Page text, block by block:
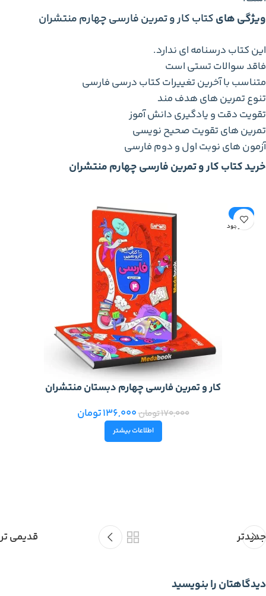
ویژگی هایکتاب کار و تمرین فارسی چهارم منتشران
این کتاب درسنامه ای ندارد.
فاقد سوالات تستی است
متناسب با آخرین تغییرات کتاب درسی فارسی
تنوع تمرین های هدف مند
تقویت دقت و یادگیری دانش آموز
تمرین های تقویت صحیح نویسی
آزمون های نوبت اول و دوم فارسی
خرید کتاب کار و تمرین فارسی چهارم منتشران
-20%
ناموجود
کار و تمرین فارسی چهارم دبستان منتشران
170,000تومان136,000تومان
اطلاعات بیشتر
جدیدتر قدیمی تر
دیدگاهتان را بنویسید